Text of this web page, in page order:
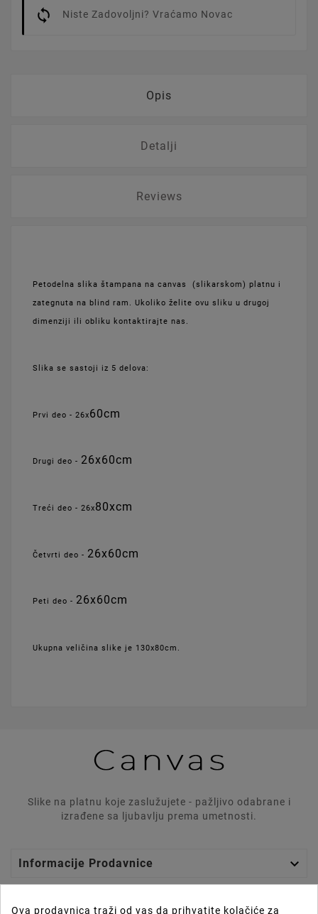
Niste Zadovoljni? Vraćamo Novac
Opis
Detalji
Reviews
Petodelna slika štampana na canvas (slikarskom) platnu i
zategnuta na blind ram. Ukoliko želite ovu sliku u drugoj
dimenziji ili obliku kontaktirajte nas.
Slika se sastoji iz 5 delova:
Prvi deo - 26x60cm
Drugi deo - 26x60cm
Treći deo - 26x80xcm
Četvrti deo - 26x60cm
Peti deo - 26x60cm
Ukupna veličina slike je 130x80cm.
Slike na platnu koje zaslužujete - pažljivo odabrane i
izrađene sa ljubavlju prema umetnosti.
Informacije Prodavnice 
Ova prodavnica traži od vas da prihvatite kolačiće za